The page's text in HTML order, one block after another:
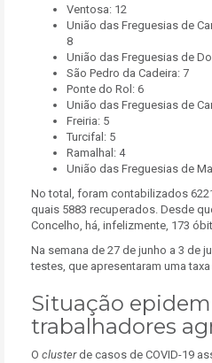
Ventosa: 12
União das Freguesias de
8
União das Freguesias de
São Pedro da Cadeira: 7
Ponte do Rol: 6
União das Freguesias de
Freiria: 5
Turcifal: 5
Ramalhal: 4
União das Freguesias de
No total, foram contabilizados
quais 5883 recuperados. Desde
Concelho, há, infelizmente, 173
Na semana de 27 de junho a 3 de
testes, que apresentaram uma
Situação
trabalhadores
O clusterde casos de COVID-19